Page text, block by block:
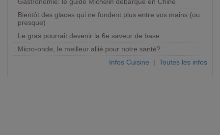
Bientôt des glaces qui ne fondent plus entre vos mains (ou
presque)
Le gras pourrait devenir la 6e saveur de base
Micro-onde, le meilleur allié pour notre santé?
Infos Cuisine | Toutes les infos